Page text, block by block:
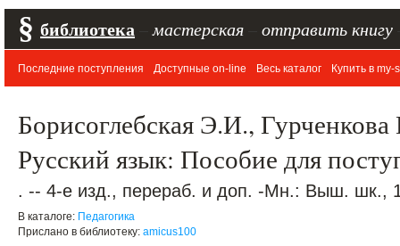
§ библиотека мастерская отправить книгу
Последние поступления Доступные on-line Весь каталог Купить в my-
Борисоглебская Э.И.,
Русский язык: Пособие для
. -- 4-е изд., перераб. и доп. -Мн.: Выш. шк.,
В каталоге: Педагогика
Прислано в библиотеку: amicus100